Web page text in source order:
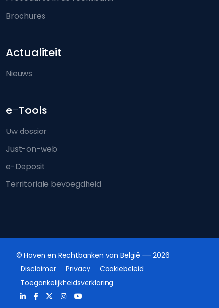
Brochures
Actualiteit
Nieuws
e-Tools
Uw dossier
Just-on-web
e-Deposit
Territoriale bevoegdheid
© Hoven en Rechtbanken van België
2026
Disclaimer
Privacy
Cookiebeleid
Toegankelijkheidsverklaring